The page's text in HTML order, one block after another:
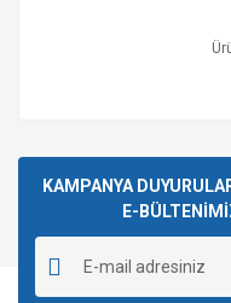
KAMPANYA
E-